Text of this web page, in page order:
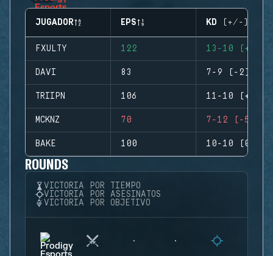
JUGADOR EPS KD (+/-)
FXULTY 122 13-10 (+3)
DAVI 83 7-9 (-2)
TRIIPN 106 11-10 (+1)
MCKNZ 70 7-12 (-5)
BAKE 100 10-10 (0)
ROUNDS
VICTORIA POR TIEMPO
VICTORIA POR ASESINATOS
VICTORIA POR OBJETIVO